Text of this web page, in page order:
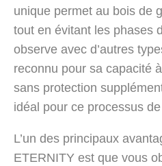
unique permet au bois de
tout en évitant les phases
observe avec d’autres
reconnu pour sa capacité
sans protection
idéal pour ce processus
L’un des principaux
ETERNITY est que vous